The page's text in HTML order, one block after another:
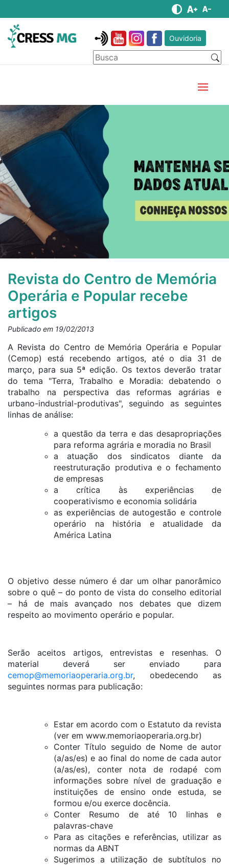
Ouvidoria
Revista do Centro de Memória
Operária e Popular recebe
artigos
Publicado em 19/02/2013
A Revista do Centro de Memória Operária e Popular
(Cemop) está recebendo artigos, até o dia 31 de
março, para sua 5ª edição. Os textos deverão tratar
do tema "Terra, Trabalho e Moradia: debatendo o
trabalho na perspectiva das reformas agrárias e
urbano-industrial-produtivas", seguindo as seguintes
linhas de análise:
a questão da terra e das desapropriações
para reforma agrária e moradia no Brasil
a atuação dos sindicatos diante da
reestruturação produtiva e o fechamento
de empresas
a crítica às experiências de
cooperativismo e economia solidária
as experiências de autogestão e controle
operário na história e atualidade da
América Latina
O objetivo desse número é dar um olhar panorâmico
sobre o quê – do ponto de vista do conselho editorial
– há de mais avançado nos debates que dizem
respeito ao movimento operário e popular.
Serão aceitos artigos, entrevistas e resenhas. O
material deverá ser enviado para
cemop@memoriaoperaria.org.br, obedecendo as
seguintes normas para publicação:
Estar em acordo com o Estatuto da revista
(ver em www.memoriaoperaria.org.br)
Conter Título seguido de Nome de autor
(a/as/es) e ao final do nome de cada autor
(a/as/es), conter nota de rodapé com
informações sobre nível de graduação e
instituições de ensino onde estuda, se
formou e/ou exerce docência.
Conter Resumo de até 10 linhas e
palavras-chave
Para as citações e referências, utilizar as
normas da ABNT
Sugerimos a utilização de subtítulos no